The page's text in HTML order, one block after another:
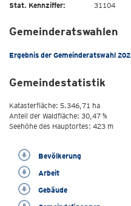
Stat. Kennziffer: 31104
Gemeinderatswahlen
Ergebnis der Gemeinderatswahl
Gemeindestatistik
Katasterfläche: 5.346,71 ha
Anteil der Waldfläche: 30,47 %
Seehöhe des Hauptortes: 423 m
Bevölkerung
Arbeit
Gebäude